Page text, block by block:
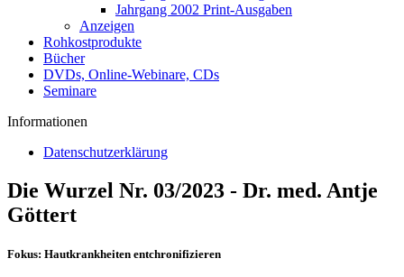
Jahrgang 2002 Print-Ausgaben
Anzeigen
Rohkostprodukte
Bücher
DVDs, Online-Webinare, CDs
Seminare
Informationen
Datenschutzerklärung
Die Wurzel Nr. 03/2023 - Dr. med. Antje
Göttert
Fokus: Hautkrankheiten entchronifizieren